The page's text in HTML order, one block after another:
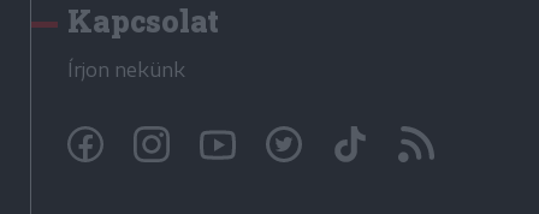
Kapcsolat
Írjon nekünk